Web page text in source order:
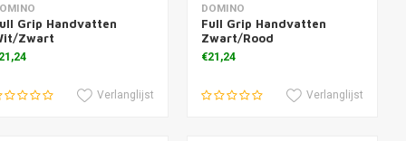
aan winkelwagen
Grip Handvatten
Zwart
Verlanglijst
Toevoegen aan winkelwagen
DOMINO
Full Grip Handvatten
Zwart/Rood
€21,24
Verlanglijst